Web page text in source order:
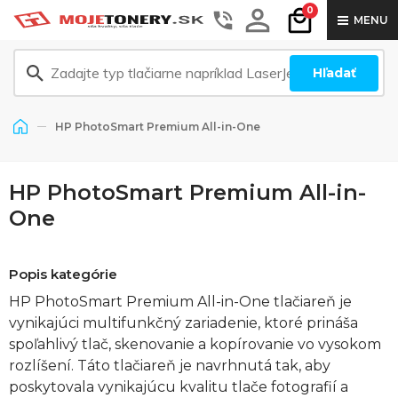
0
MENU
Hľadať
HP PhotoSmart Premium All-in-One
HP PhotoSmart Premium All-in-
One
Popis kategórie
HP PhotoSmart Premium All-in-One tlačiareň je
vynikajúci multifunkčný zariadenie, ktoré prináša
spoľahlivý tlač, skenovanie a kopírovanie vo vysokom
rozlíšení. Táto tlačiareň je navrhnutá tak, aby
poskytovala vynikajúcu kvalitu tlače fotografií a